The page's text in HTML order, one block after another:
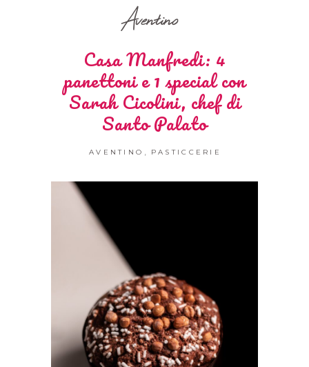
Aventino
Casa Manfredi: 4
panettoni e 1 special con
Sarah Cicolini, chef di
Santo Palato
AVENTINO PASTICCERIE